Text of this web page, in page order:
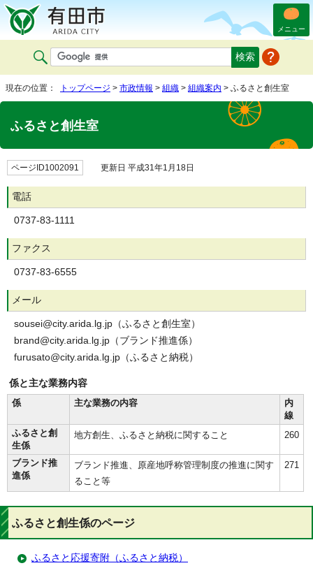
メニュー
現在の位置： トップページ > 市政情報 > 組織 > 組織案内 > ふるさと創生室
ふるさと創生室
ページID1002091 更新日 平成31年1月18日
電話
0737-83-1111
ファクス
0737-83-6555
メール
sousei@city.arida.lg.jp（ふるさと創生室）
brand@city.arida.lg.jp（ブランド推進係）
furusato@city.arida.lg.jp（ふるさと納税）
係と主な業務内容
係
主な業務の内容
内
線
ふるさと創
生係
地方創生、ふるさと納税に関すること 260
ブランド推
進係
ブランド推進、原産地呼称管理制度の推進に関す
ること等
271
ふるさと創生係のページ
ふるさと応援寄附（ふるさと納税）